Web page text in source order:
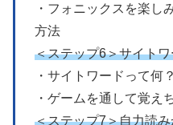
・フォニックスを楽し
方法
＜ステップ6＞サイト
・サイトワードって何？
・ゲームを通して覚え
＜ステップ7＞自力読